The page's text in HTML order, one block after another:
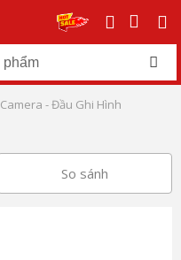
Camera - Đầu Ghi Hình
So sánh